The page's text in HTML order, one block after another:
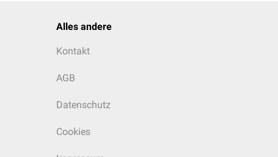
Alles andere
Kontakt
AGB
Datenschutz
Cookies